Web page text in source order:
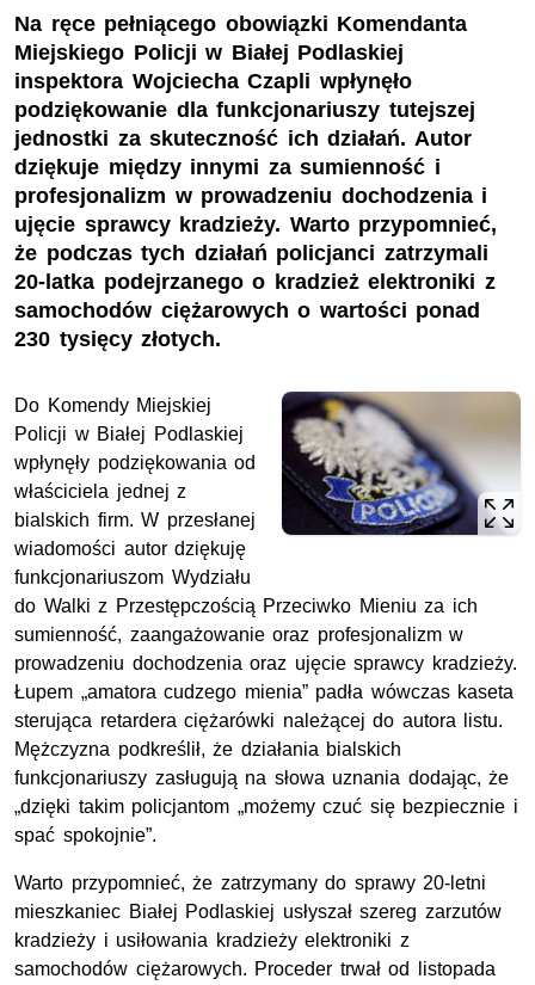
Na ręce pełniącego obowiązki Komendanta
Miejskiego Policji w Białej Podlaskiej
inspektora Wojciecha Czapli wpłynęło
podziękowanie dla funkcjonariuszy tutejszej
jednostki za skuteczność ich działań. Autor
dziękuje między innymi za sumienność i
profesjonalizm w prowadzeniu dochodzenia i
ujęcie sprawcy kradzieży. Warto przypomnieć,
że podczas tych działań policjanci zatrzymali
20-latka podejrzanego o kradzież elektroniki z
samochodów ciężarowych o wartości ponad
230 tysięcy złotych.
Do Komendy Miejskiej
Policji w Białej Podlaskiej
wpłynęły podziękowania od
właściciela jednej z
bialskich firm. W przesłanej
wiadomości autor dziękuję
funkcjonariuszom Wydziału
do Walki z Przestępczością Przeciwko Mieniu za ich
sumienność, zaangażowanie oraz profesjonalizm w
prowadzeniu dochodzenia oraz ujęcie sprawcy kradzieży.
Łupem „amatora cudzego mienia” padła wówczas kaseta
sterująca retardera ciężarówki należącej do autora listu.
Mężczyzna podkreślił, że działania bialskich
funkcjonariuszy zasługują na słowa uznania dodając, że
„dzięki takim policjantom „możemy czuć się bezpiecznie i
spać spokojnie”.
Warto przypomnieć, że zatrzymany do sprawy 20-letni
mieszkaniec Białej Podlaskiej usłyszał szereg zarzutów
kradzieży i usiłowania kradzieży elektroniki z
samochodów ciężarowych. Proceder trwał od listopada